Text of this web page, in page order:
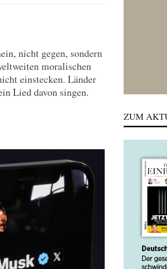
nicht gegen, sondern
moralischen
einstecken. Länder
Lied davon singen.
ZUM